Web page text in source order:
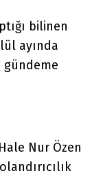
bilinen
ayında
gündeme
Nur Özen